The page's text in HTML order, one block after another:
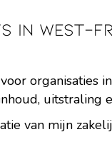
in West-
organisaties
uitstraling
van mijn